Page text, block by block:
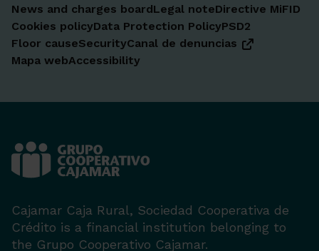
News and charges boardLegal noteDirective MiFID
Cookies policyData Protection PolicyPSD2
Floor causeSecurityCanal de denuncias
Mapa webAccessibility
Cajamar Caja Rural, Sociedad Cooperativa de
Crédito is a financial institution belonging to
the Grupo Cooperativo Cajamar.